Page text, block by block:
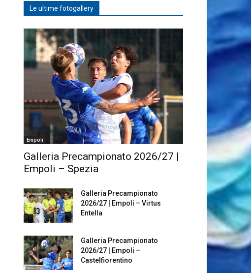
Le ultime fotogallery
Empoli
Galleria Precampionato 2026/27 |
Empoli – Spezia
Galleria Precampionato
2026/27 | Empoli – Virtus
Entella
Galleria Precampionato
2026/27 | Empoli –
Castelfiorentino